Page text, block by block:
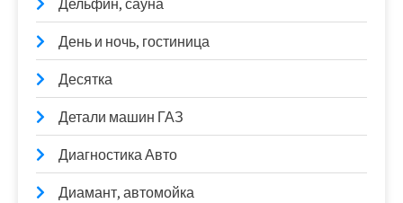
Дельфин, сауна
День и ночь, гостиница
Десятка
Детали машин ГАЗ
Диагностика Авто
Диамант, автомойка